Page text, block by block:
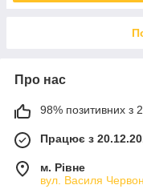
Про нас
98% позитивних з
Працює з
м. Рівне
вул. Василя